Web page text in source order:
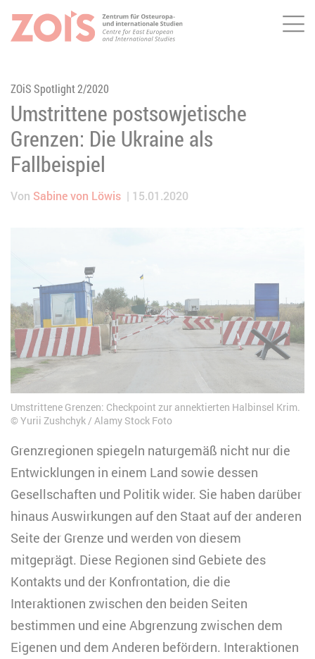
ZUM HAUPTINHALT SPRINGEN
ZUR SUCHE SPRINGEN
ZOiS Spotlight 2/2020
Umstrittene postsowjetische
Grenzen: Die Ukraine als
Fallbeispiel
Von Sabine von Löwis 15.01.2020
Umstrittene Grenzen: Checkpoint zur annektierten Halbinsel Krim.
Yurii Zushchyk / Alamy Stock Foto
Grenzregionen spiegeln naturgemäß nicht nur die
Entwicklungen in einem Land sowie dessen
Gesellschaften und Politik wider. Sie haben darüber
hinaus Auswirkungen auf den Staat auf der anderen
Seite der Grenze und werden von diesem
mitgeprägt. Diese Regionen sind Gebiete des
Kontakts und der Konfrontation, die die
Interaktionen zwischen den beiden Seiten
bestimmen und eine Abgrenzung zwischen dem
Eigenen und dem Anderen befördern. Interaktionen